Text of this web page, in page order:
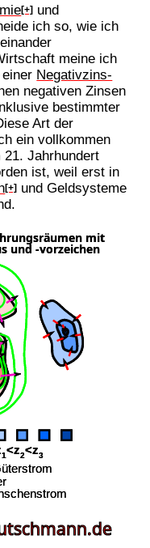
[+] und
ich so, wie ich
meine ich
Negativzins-
negativen Zinsen
bestimmter
Art der
ein vollkommen
Jahrhundert
ist, weil erst in
[+] und Geldsysteme